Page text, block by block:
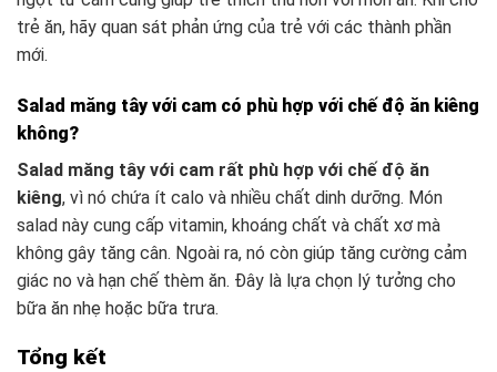
trẻ ăn, hãy quan sát phản ứng của trẻ với các thành phần
mới.
Salad măng tây với cam có phù hợp với chế độ ăn kiêng
không?
Salad măng tây với cam rất phù hợp với chế độ ăn
kiêng, vì nó chứa ít calo và nhiều chất dinh dưỡng. Món
salad này cung cấp vitamin, khoáng chất và chất xơ mà
không gây tăng cân. Ngoài ra, nó còn giúp tăng cường cảm
giác no và hạn chế thèm ăn. Đây là lựa chọn lý tưởng cho
bữa ăn nhẹ hoặc bữa trưa.
Tổng kết